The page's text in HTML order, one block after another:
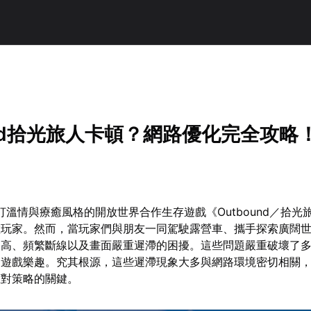
光旅人卡頓？網路優化完全攻略
溫情與療癒風格的開放世界合作生存遊戲《Outbound／拾光
家。然而，當玩家們與朋友一同駕駛露營車、攜手探索廣闊
、頻繁斷線以及畫面嚴重遲滯的困擾。這些問題嚴重破壞了
戲樂趣。究其根源，這些遲滯現象大多與網路環境密切相關
策略的關鍵。